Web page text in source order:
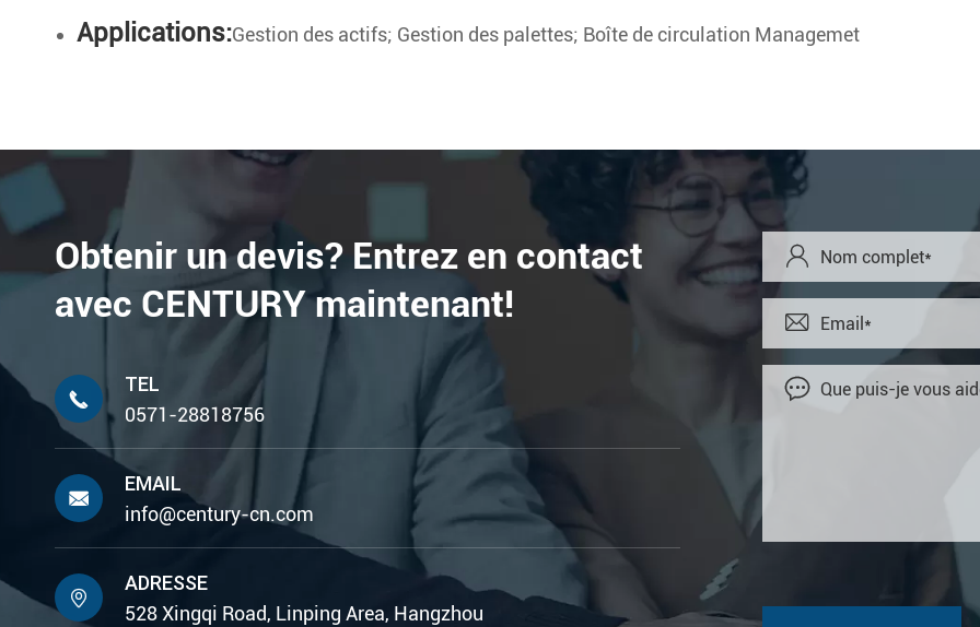
Applications:Gestion des actifs; Gestion des palettes; Boîte de circulation Managemet
Obtenir un devis? Entrez en contact
avec CENTURY maintenant!

TEL
0571-28818756

EMAIL
info@century-cn.com

ADRESSE
528 Xingqi Road, Linping Area, Hangzhou


